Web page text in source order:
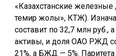
«Казахстанские железные
темир жолы», КТЖ).
составит по 32,7 млн руб.,
активы, и доля ОАО РЖД
21%, а БЖД — 5%. Паритета